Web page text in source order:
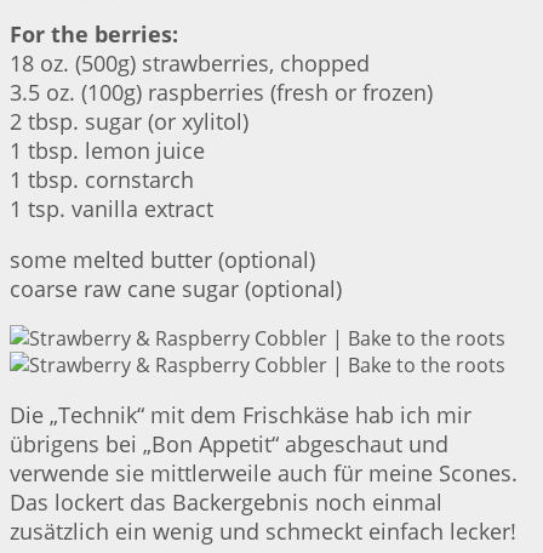
For the berries:
18 oz. (500g) strawberries, chopped
3.5 oz. (100g) raspberries (fresh or frozen)
2 tbsp. sugar (or xylitol)
1 tbsp. lemon juice
1 tbsp. cornstarch
1 tsp. vanilla extract
some melted butter (optional)
coarse raw cane sugar (optional)
Die „Technik“ mit dem Frischkäse hab ich mir
übrigens bei „Bon Appetit“ abgeschaut und
verwende sie mittlerweile auch für meine Scones.
Das lockert das Backergebnis noch einmal
zusätzlich ein wenig und schmeckt einfach lecker!